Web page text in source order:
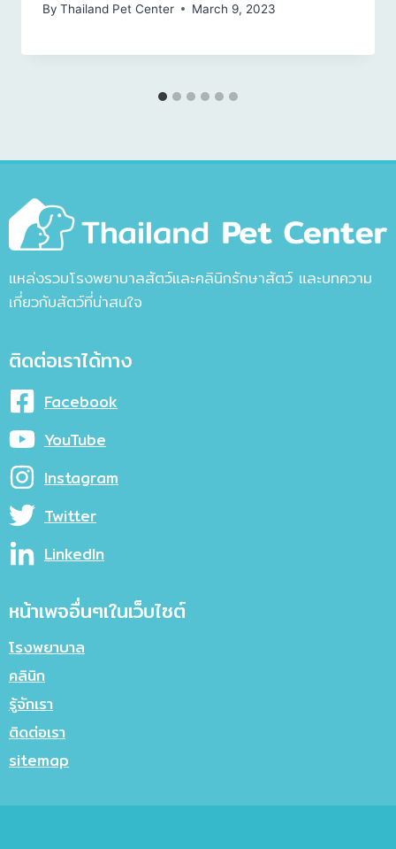
By Thailand Pet Center March 9, 2023
แหล่งรวมโรงพยาบาลสัตว์และคลินิกรักษาสัตว์ และบทความ
เกี่ยวกับสัตว์ที่น่าสนใจ
ติดต่อเราได้ทาง
Facebook
YouTube
Instagram
Twitter
LinkedIn
หน้าเพจอื่นๆเในเว็บไซต์
โรงพยาบาล
คลินิก
รู้จักเรา
ติดต่อเรา
sitemap